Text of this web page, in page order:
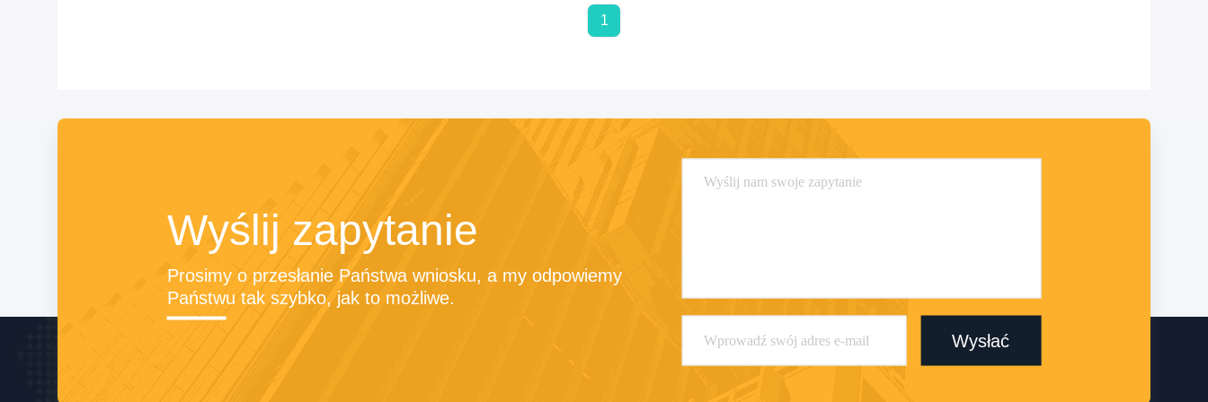
1
Wyślij zapytanie
Prosimy o przesłanie Państwa wniosku, a my odpowiemy
Państwu tak szybko, jak to możliwe.
Wysłać